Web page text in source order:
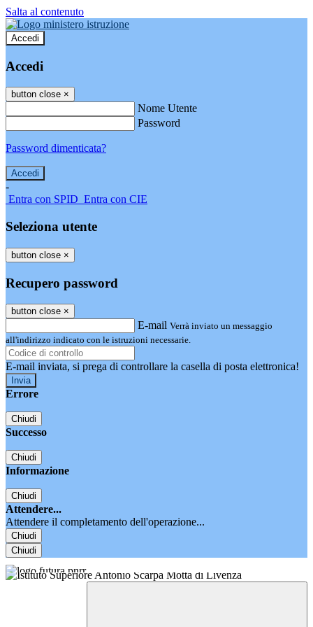
Salta al contenuto
Accedi
Accedi
button close ×
Nome Utente
Password
Password dimenticata?
-
Entra con SPID Entra con CIE
Seleziona utente
button close ×
Recupero password
button close ×
E-mail Verrà inviato un messaggio
all'indirizzo indicato con le istruzioni necessarie.
E-mail inviata, si prega di controllare la casella di posta elettronica!
Errore
Chiudi
Successo
Chiudi
Informazione
Chiudi
Attendere...
Attendere il completamento dell'operazione...
Chiudi
Chiudi